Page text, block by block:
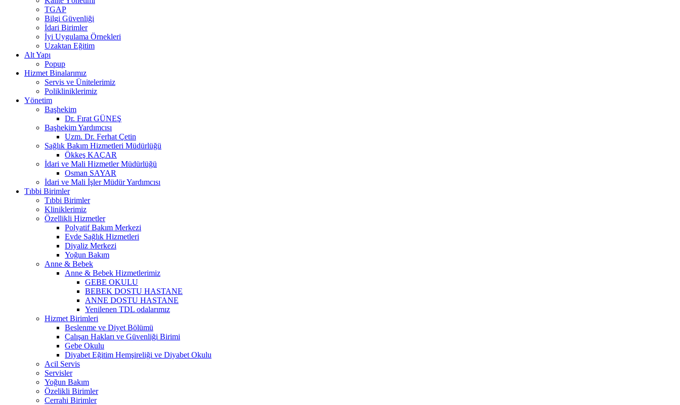
TGAP
Bilgi Güvenliği
İdari Birimler
İyi Uygulama Örnekleri
Uzaktan Eğitim
Alt Yapı
Popup
Hizmet Binalarımız
Servis ve Ünitelerimiz
Polikliniklerimiz
Yönetim
Başhekim
Dr. Fırat GÜNEŞ
Başhekim Yardımcısı
Uzm. Dr. Ferhat Çetin
Sağlık Bakım Hizmetleri Müdürlüğü
Ökkeş KAÇAR
İdari ve Mali Hizmetler Müdürlüğü
Osman SAYAR
İdari ve Mali İşler Müdür Yardımcısı
Tıbbi Birimler
Tıbbi Birimler
Kliniklerimiz
Özellikli Hizmetler
Polyatif Bakım Merkezi
Evde Sağlık Hizmetleri
Diyaliz Merkezi
Yoğun Bakım
Anne & Bebek
Anne & Bebek Hizmetlerimiz
GEBE OKULU
BEBEK DOSTU HASTANE
ANNE DOSTU HASTANE
Yenilenen TDL odalarımız
Hizmet Birimleri
Beslenme ve Diyet Bölümü
Çalışan Hakları ve Güvenliği Birimi
Gebe Okulu
Diyabet Eğitim Hemşireliği ve Diyabet Okulu
Acil Servis
Servisler
Yoğun Bakım
Özelikli Birimler
Cerrahi Birimler